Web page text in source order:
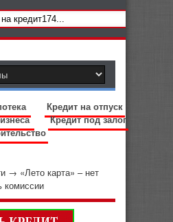
Кредит на отпуск
Кредит под залог
→ «Лето карта» – нет
комиссии